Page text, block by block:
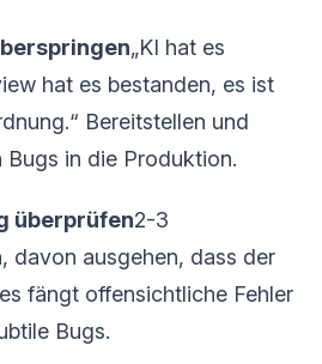
„KI hat es
hat es bestanden, es ist
Bereitstellen und
Bugs in die Produktion.
überprüfen2-3
davon ausgehen, dass der
fängt offensichtliche Fehler
Bugs.